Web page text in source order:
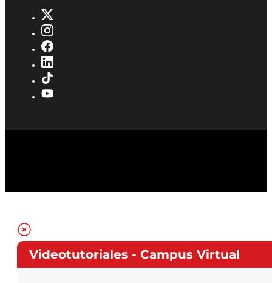
Videotutoriales - Campus Virtual